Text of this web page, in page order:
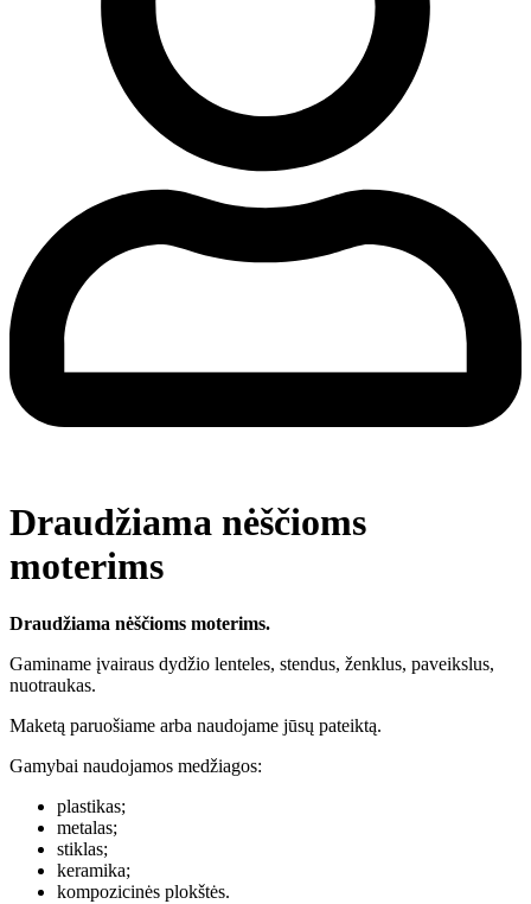
Draudžiama nėščioms
moterims
Draudžiama nėščioms moterims.
Gaminame įvairaus dydžio lenteles, stendus, ženklus, paveikslus,
nuotraukas.
Maketą paruošiame arba naudojame jūsų pateiktą.
Gamybai naudojamos medžiagos:
plastikas;
metalas;
stiklas;
keramika;
kompozicinės plokštės.